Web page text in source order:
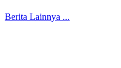
Berita Lainnya ...